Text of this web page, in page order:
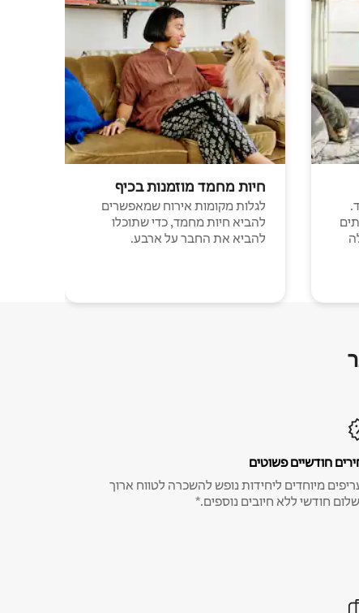
חיות מחמד מוזמנות בכיף
לגלות מקומות אירוח שמאפשרים
להביא חיות מחמד, כדי שתוכלו
להביא את החבר על ארבע.
חודשיים פשוטים
מיוחדים ליחידות נופש להשכרה לטווח ארוך
חודשי ללא חיובים נוספים.*